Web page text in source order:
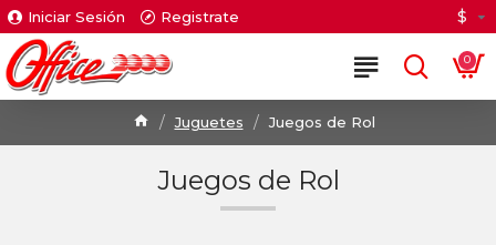
Iniciar Sesión Registrate $
0
Juguetes Juegos de Rol
Juegos de Rol